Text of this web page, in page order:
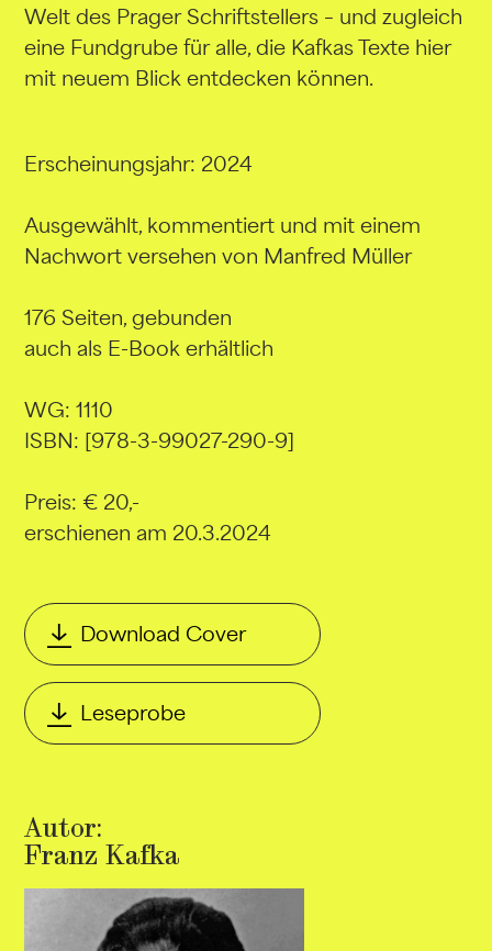
Welt des Prager Schriftstellers – und zugleich
eine Fundgrube für alle, die Kafkas Texte hier
mit neuem Blick entdecken können.
Erscheinungsjahr: 2024
Ausgewählt, kommentiert und mit einem
Nachwort versehen von Manfred Müller
176 Seiten, gebunden
auch als E-Book erhältlich
WG: 1110
ISBN: [978-3-99027-290-9]
Preis: € 20,-
erschienen am 20.3.2024
Download Cover
Leseprobe
Autor:
Franz Kafka